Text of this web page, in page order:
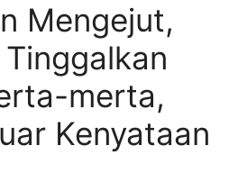
Mengejut,
merta,
Kenyataan